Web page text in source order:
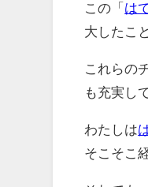
この「 は
大したこ
これらの
も充実し
わたしは
そこそこ